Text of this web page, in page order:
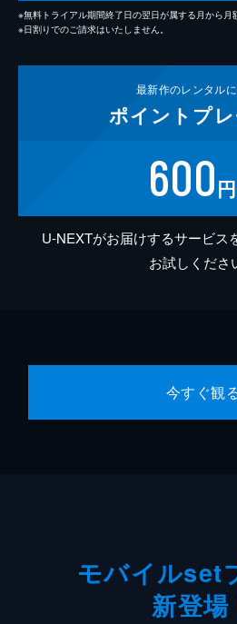
※無料トライアル期間終了日の翌日が属する月から月
※日割りでのご請求はいたしません。
最新作のレンタル
ポイント プ
600
U-NEXTがお届けするサービス
お試しくださ
今すぐ観
モバイルset
新登場